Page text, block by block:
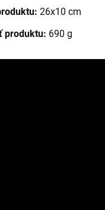
26x10 cm
produktu: 690 g